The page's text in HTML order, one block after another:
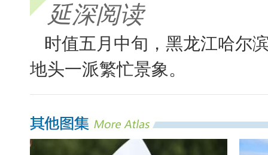
延深阅读
时值五月中旬，黑龙江哈尔
地头一派繁忙景象。